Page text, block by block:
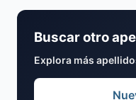
Buscar otro
Explora más